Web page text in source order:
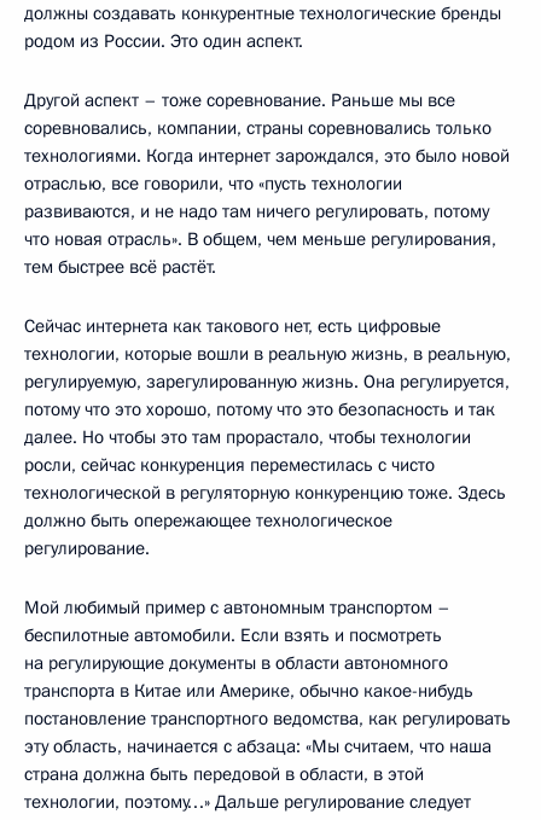
должны создавать конкурентные технологические бренды
родом из России. Это один аспект.
Другой аспект – тоже соревнование. Раньше мы все
соревновались, компании, страны соревновались только
технологиями. Когда интернет зарождался, это было новой
отраслью, все говорили, что «пусть технологии
развиваются, и не надо там ничего регулировать, потому
что новая отрасль». В общем, чем меньше регулирования,
тем быстрее всё растёт.
Сейчас интернета как такового нет, есть цифровые
технологии, которые вошли в реальную жизнь, в реальную,
регулируемую, зарегулированную жизнь. Она регулируется,
потому что это хорошо, потому что это безопасность и так
далее. Но чтобы это там прорастало, чтобы технологии
росли, сейчас конкуренция переместилась с чисто
технологической в регуляторную конкуренцию тоже. Здесь
должно быть опережающее технологическое
регулирование.
Мой любимый пример с автономным транспортом –
беспилотные автомобили. Если взять и посмотреть
на регулирующие документы в области автономного
транспорта в Китае или Америке, обычно какое-нибудь
постановление транспортного ведомства, как регулировать
эту область, начинается с абзаца: «Мы считаем, что наша
страна должна быть передовой в области, в этой
технологии, поэтому…» Дальше регулирование следует